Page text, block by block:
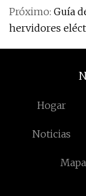
Próximo: Guía
hervidores
Hogar
Noticias